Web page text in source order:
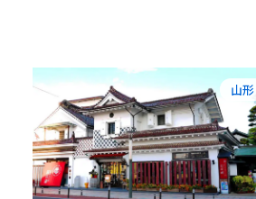
山形